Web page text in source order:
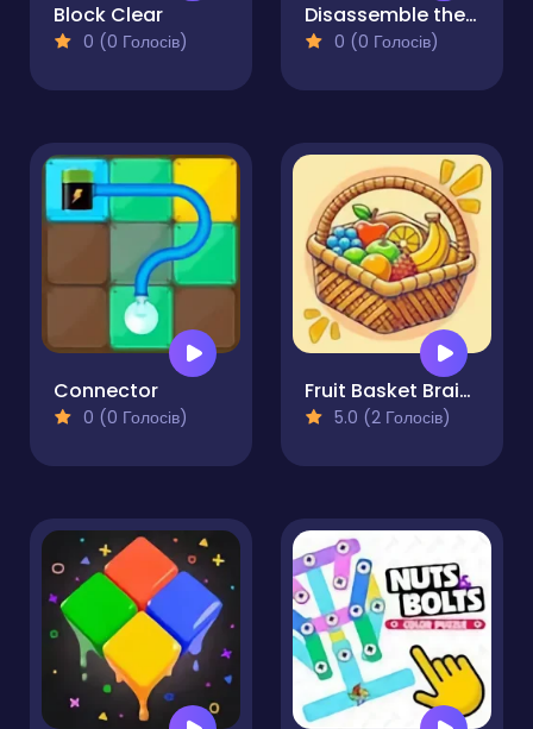
Block Clear
0 (0 Голосів)
Disassemble the Picture Puzzle!
0 (0 Голосів)
Connector
0 (0 Голосів)
Fruit Basket Brain Puzzle
5.0 (2 Голосів)